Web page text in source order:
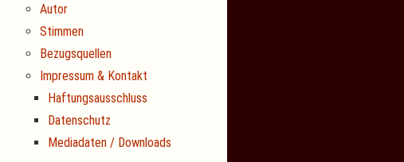
Autor
Stimmen
Bezugsquellen
Impressum & Kontakt
Haftungsausschluss
Datenschutz
Mediadaten / Downloads